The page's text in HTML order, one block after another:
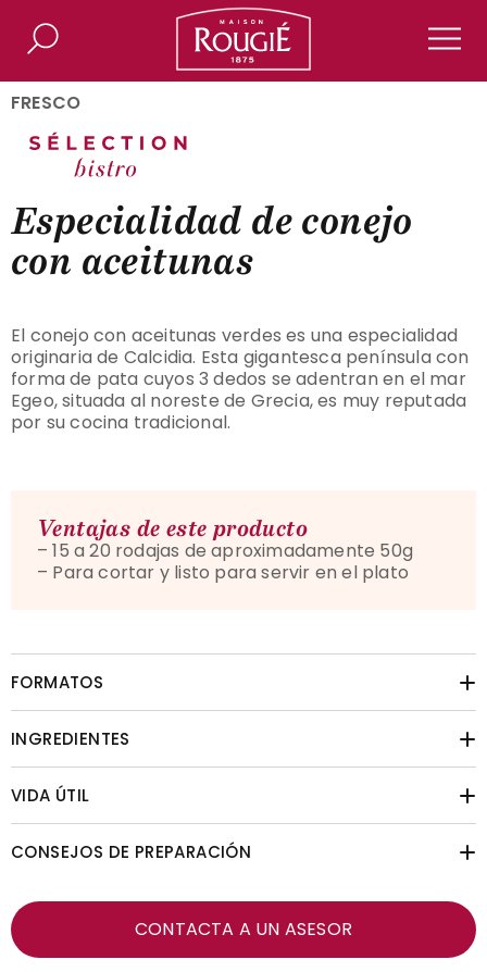
Maison Rougié
Buscar
FRESCO
Especialidad de conejo
con aceitunas
El conejo con aceitunas verdes es una especialidad
originaria de Calcidia. Esta gigantesca península con
forma de pata cuyos 3 dedos se adentran en el mar
Egeo, situada al noreste de Grecia, es muy reputada
por su cocina tradicional.
Ventajas de este producto
– 15 a 20 rodajas de aproximadamente 50g
– Para cortar y listo para servir en el plato
FORMATOS
INGREDIENTES
VIDA ÚTIL
CONSEJOS DE PREPARACIÓN
CONTACTA A UN ASESOR